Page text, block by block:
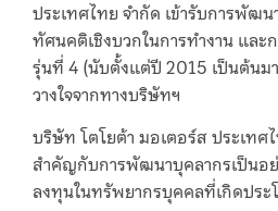
ประเทศไทย จำกัด เข้ารับการพัฒ
ทัศนคติเชิงบวกในการทำงาน และ
รุ่นที่ 4 (นับตั้งแต่ปี 2015 เป็นต้นม
วางใจจากทางบริษัทฯ
บริษัท โตโยต้า มอเตอร์ส ประเทศ
สำคัญกับการพัฒนาบุคลากรเป็นอย่
ลงทุนในทรัพยากรบุคคลที่เกิดประ